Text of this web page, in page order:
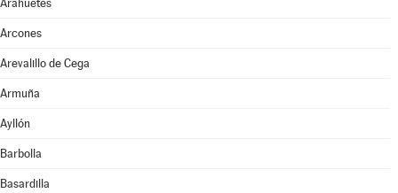
Arahuetes
Arcones
Arevalillo de Cega
Armuña
Ayllón
Barbolla
Basardilla